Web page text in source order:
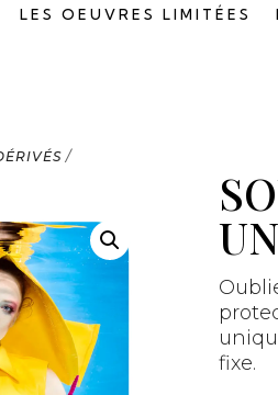
LES OEUVRES LIMITÉES
/
fixe.